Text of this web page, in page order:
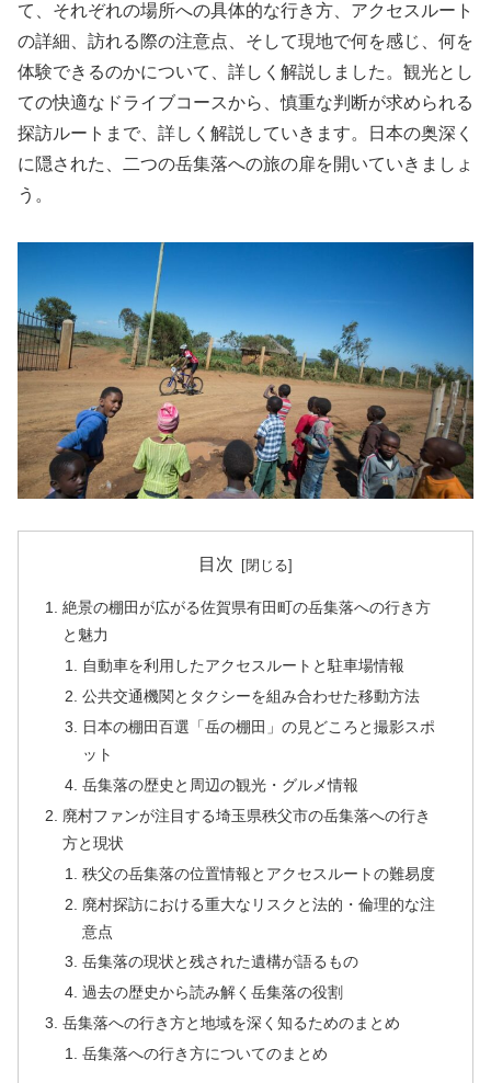
て、それぞれの場所への具体的な行き方、アクセスルート
の詳細、訪れる際の注意点、そして現地で何を感じ、何を
体験できるのかについて、詳しく解説しました。観光とし
ての快適なドライブコースから、慎重な判断が求められる
探訪ルートまで、詳しく解説していきます。日本の奥深く
に隠された、二つの岳集落への旅の扉を開いていきましょ
う。
目次
絶景の棚田が広がる佐賀県有田町の岳集落への行き方
と魅力
自動車を利用したアクセスルートと駐車場情報
公共交通機関とタクシーを組み合わせた移動方法
日本の棚田百選「岳の棚田」の見どころと撮影スポ
ット
岳集落の歴史と周辺の観光・グルメ情報
廃村ファンが注目する埼玉県秩父市の岳集落への行き
方と現状
秩父の岳集落の位置情報とアクセスルートの難易度
廃村探訪における重大なリスクと法的・倫理的な注
意点
岳集落の現状と残された遺構が語るもの
過去の歴史から読み解く岳集落の役割
岳集落への行き方と地域を深く知るためのまとめ
岳集落への行き方についてのまとめ